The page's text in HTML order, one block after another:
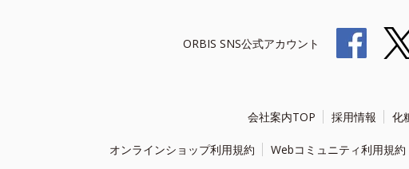
ORBIS SNS公式アカウント
会社案内TOP 採用情報 化
オンラインショップ利用規約 Webコミュニティ利用規約